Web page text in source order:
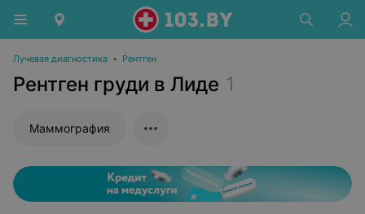
Лучевая диагностика • Рентген
Рентген груди в Лиде 1
Маммография